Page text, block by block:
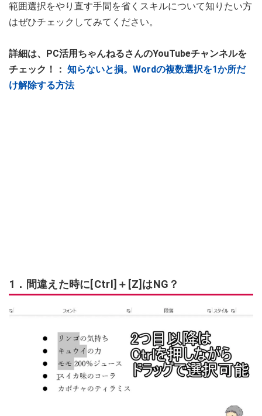
範囲選択をやり直す手間を省くスキルについて知りたい方
はぜひチェックしてみてください。
詳細は、PC活用ちゃんねるさんのYouTubeチャンネルを
チェック！： 知らないと損。Wordの複数選択を1か所だ
け解除する方法
1．間違えた時に[Ctrl]＋[Z]はNG？